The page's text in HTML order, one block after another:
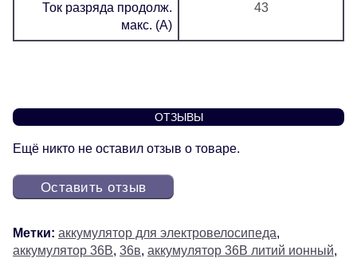
Ток разряда продолж.
макс. (А)
43
ОТЗЫВЫ
Ещё никто не оставил отзыв о товаре.
Оставить отзыв
Метки: аккумулятор для электровелосипеда,
аккумулятор 36В, 36в, аккумулятор 36В литий ионный,